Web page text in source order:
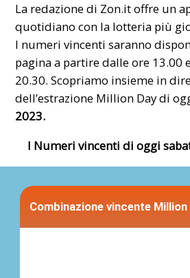
La redazione di Zon.it offre un
quotidiano con la lotteria più
I numerivincenti saranno
pagina a partire dalle ore 13.00
20.30. Scopriamo insieme in
dell’estrazione Million Day di
2023.
I Numeri vincenti di oggi
Combinazione vincente